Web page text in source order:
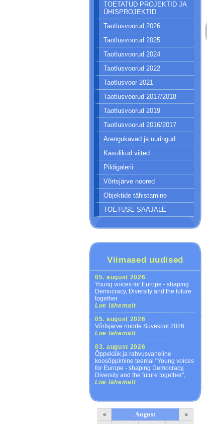
TOETATUD PROJEKTID JA
ÜHISPROJEKTID
Taotlusvoorud 2026
Taotlusvoorud 2025
Taotlusvoorud 2024
Taotlusvoorud 2022
Taotlusvoor 2021
Taotlusvoorud 2017/2018
Taotlusvoorud 2019
Taotlusvoorud 2016/2017
Arengukavad ja uuringud
Kasulikud viited
Pildigalerii
Võrtsjärve noored
Objektide tähistamine
TOETUSE SAAJALE
Viimased uudised
05. august 2026
Young voices for Europe - shaping
Democracy, Diversity and the future
together
Loe lähemalt
05. august 2026
Võrtsjärve noorte Suvekool 2026
Loe lähemalt
03. august 2026
Õppekäik ja rahvusvaheline
koosõppimine teemal "Young voices
for Europe - shaping Democracy,
Diversity and the future together",
Loe lähemalt
« August »